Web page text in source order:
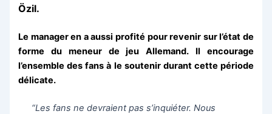
Özil.
Le manager en a aussi profité pour revenir sur l’état de
forme du meneur de jeu Allemand. Il encourage
l’ensemble des fans à le soutenir durant cette période
délicate.
“Les fans ne devraient pas s’inquiéter. Nous